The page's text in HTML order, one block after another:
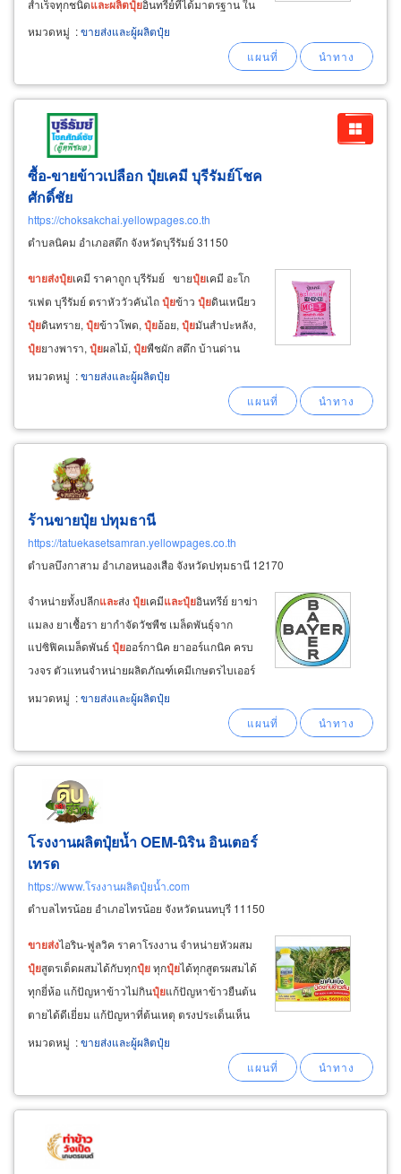
สำเร็จทุกชนิดและผลิตปุ๋ยอินทรีย์ที่ได้มาตรฐาน ใน
รูปแบบปุ๋ย เม็ดปุ๋ยน้ำปุ๋ยผง ทุกชนิด
ธาตุรอง รูปแบบ
หมวดหมู่ :ขายส่งและผู้ผลิตปุ๋ย
ซื้อ-ขายข้าวเปลือก ปุ๋ยเคมี บุรีรัมย์โชค
ศักดิ์ชัย
https://choksakchai.yellowpages.co.th
ตำบลนิคม อำเภอสตึก จังหวัดบุรีรัมย์ 31150
ขายส่งปุ๋ยเคมี ราคาถูก บุรีรัมย์ ขายปุ๋ยเคมี อะโก
รเฟต บุรีรัมย์ ตราหัววัวคันไถปุ๋ยข้าว ปุ๋ยดินเหนียว
ปุ๋ยดินทราย, ปุ๋ยข้าวโพด, ปุ๋ยอ้อย, ปุ๋ยมันสำปะหลัง,
ปุ๋ยยางพารา, ปุ๋ยผลไม้, ปุ๋ยพืชผัก สตึก บ้านด่าน
บุรีรัมย์ ขาย ปุ๋ยตรากระต่าย ตรามงกุฎ
หมวดหมู่ :ขายส่งและผู้ผลิตปุ๋ย
ร้านขายปุ๋ย ปทุมธานี
https://tatuekasetsamran.yellowpages.co.th
ตำบลบึงกาสาม อำเภอหนองเสือ จังหวัดปทุมธานี 12170
จำหน่ายทั้งปลีกและส่ง ปุ๋ยเคมีและปุ๋ยอินทรีย์ ยาฆ่า
แมลง ยาเชื้อรา ยากำจัดวัชพืช เมล็ดพันธุ์จาก
แปซิฟิคเมล็ดพันธ์ปุ๋ยออร์กานิค ยาออร์แกนิค ครบ
วงจร ตัวแทนจำหน่ายผลิตภัณฑ์เคมีเกษตรไบเออร์
บีเอเอสเอฟ
เรือใบไข่มุก ปุ๋ย
อะโกร, ตราแอทลาส, ตราสิงห์เทพ, ตราหมูดอลล่า
หมวดหมู่ :ขายส่งและผู้ผลิตปุ๋ย
โรงงานผลิตปุ๋ยน้ำ OEM-นิริน อินเตอร์
เทรด
https://www.โรงงานผลิตปุ๋ยน้ำ.com
ตำบลไทรน้อย อำเภอไทรน้อย จังหวัดนนทบุรี 11150
ขายส่งไอริน-ฟูลวิค ราคาโรงงาน จำหน่ายหัวผสม
ปุ๋ยสูตรเด็ดผสมได้กับทุกปุ๋ยทุกปุ๋ยได้ทุกสูตรผสมได้
ทุกยี่ห้อ แก้ปัญหาข้าวไม่กินปุ๋ยแก้ปัญหาข้าวยืนต้น
ตายได้ดีเยี่ยม แก้ปัญหาที่ต้นเหตุ ตรงประเด็นเห็น
ผลไวใช้เงินไม่มาก ปรับน้ำปรุงดินช่วยรากสร้างต้น
เริ่มแก้ตั้งแต่ข้าวเล็กนะครับ ข้าวใหญ่แล้วปลายมือ
หมวดหมู่ :ขายส่งและผู้ผลิตปุ๋ย